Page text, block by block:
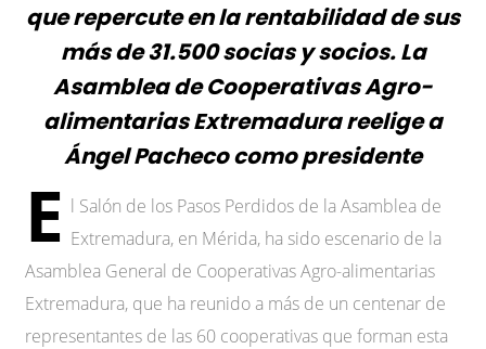
que repercute en la rentabilidad de sus
más de 31.500 socias y socios. La
Asamblea de Cooperativas Agro-
alimentarias Extremadura reelige a
Ángel Pacheco como presidente
E l Salón de los Pasos Perdidos de la Asamblea de
Extremadura, en Mérida, ha sido escenario de la
Asamblea General de Cooperativas Agro-alimentarias
Extremadura, que ha reunido a más de un centenar de
representantes de las 60 cooperativas que forman esta